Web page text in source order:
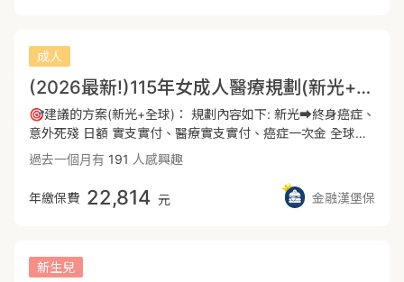
🌏全球NIR定額醫療險⭕住院日額與定額手術⭕附表額外比照
項目理賠廣（不受2-2-7限制）⭕加護病房燒燙傷住院增額理
賠---📖特別說明：這個險種包含門診跟住院的手術額度，並
以理賠相當程度的手術額度比例，因此可視為沒有受既定手術
項目的限制。---🏥意外險：意外身故失能最高300萬+意外實
支10萬+意外日額3000元+意外骨折9萬最高重大燒燙傷580
禍、重大災害及隨機危險恐怖危害小至打球手指吃蘿蔔，走路
賠。---🐻遠雄XHP意外傷害失能及身故與月給付⭕意外失能
1-11皆有一次金⭕意外失能1-6級月給付最長達十年（嚴重因
保險福潘達 你想要解答的疑問都歡迎提出，我會竭力解答！
成人
(2026最新!)115年女成人醫療規劃(新光+全球)
🎯建議的方案(新光+全球)： 規劃內容如下: 新光➡️終身癌症、
意外死殘 日額 實支實付、醫療實支實付、癌症一次金 全球➡️
定期醫療(手術險)、重大傷病、癌症療程型 (以上是初步方案，
都可以依據您的需求調整) - 🌟方案優勢: 新光:醫療實支實付無
年度理賠上限、能夠接受當第二家實支 全球:重大傷病精神疾
病理賠不打折、定期醫療加強保障額度 - 📍方案適用於加強原
過去一個月有 191 人感興趣
年繳保費 22,814 元 金融漢堡保
新生兒